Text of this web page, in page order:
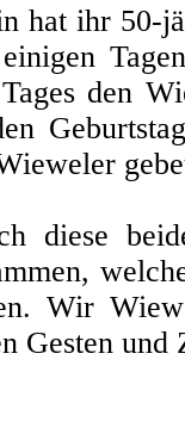
hat ihr 50-
den
diese
Wir
Gesten und